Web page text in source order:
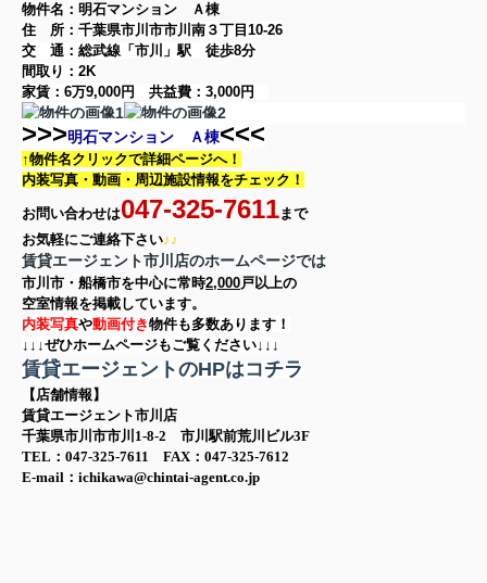
物件名：明石マンション Ａ棟
住 所： 千葉県市川市市川南３丁目10-26
交 通：総武線「市川」駅 徒歩8分
間取り： 2K
家賃： 6万9,000円 共益費： 3,000円
>>>明石マンション Ａ棟<<<
↑物件名クリックで詳細ページへ！
内装写真・動画・ 周辺施設情報をチェック！
お問い合わせは047-325-7611まで
お気軽にご連絡下さい♪♪
賃貸エージェント市川店のホームページでは
市川市・船橋市を中心に常時2,000戸以上の
空室情報を掲載しています。
内装写真や動画付き物件も多数あります！
↓↓↓ぜひホームページもご覧ください↓↓↓
賃貸エージェントのHPはコチラ
【店舗情報】
賃貸エージェント市川店
千葉県市川市市川1-8-2 市川駅前荒川ビル3F
TEL：047-325-7611 FAX：047-325-7612
E-mail：ichikawa@chintai-agent.co.jp